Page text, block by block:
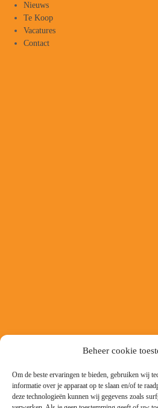
Beheer cookie
Om de beste ervaringen te bieden, gebruiken wij
informatie over je apparaat op te slaan en/of te
deze technologieën kunnen wij gegevens zoals
Nieuws
Te Koop
Vacatures
Contact